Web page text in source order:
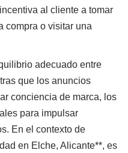
al cliente a tomar
compra o visitar una
adecuado entre
que los anuncios
conciencia de marca, los
para impulsar
En el contexto de
en Elche, Alicante**, es